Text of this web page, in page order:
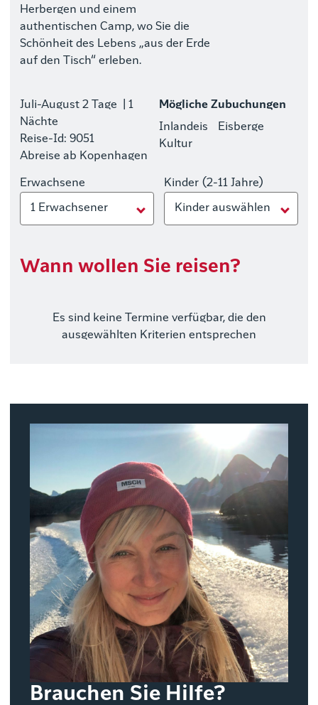
Herbergen und einem
authentischen Camp, wo Sie die
Schönheit des Lebens „aus der Erde
auf den Tisch“ erleben.
Juli-August 2 Tage
| 1
Nächte
Reise-Id: 9051
Abreise ab Kopenhagen
Mögliche Zubuchungen
Inlandeis
Eisberge
Kultur
Erwachsene
1 Erwachsener
Kinder (2-11 Jahre)
Kinder auswählen
Wann wollen Sie reisen?
Es sind keine Termine verfügbar, die den
ausgewählten Kriterien entsprechen
Brauchen Sie Hilfe?